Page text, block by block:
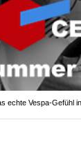
echte Vespa-Gefühl